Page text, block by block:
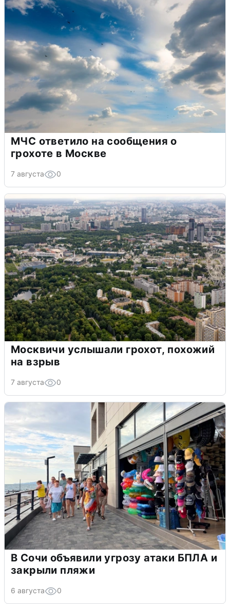
МЧС ответило на сообщения о
грохоте в Москве
7 августа 0
Москвичи услышали грохот, похожий
на взрыв
7 августа 0
В Сочи объявили угрозу атаки БПЛА и
закрыли пляжи
6 августа 0